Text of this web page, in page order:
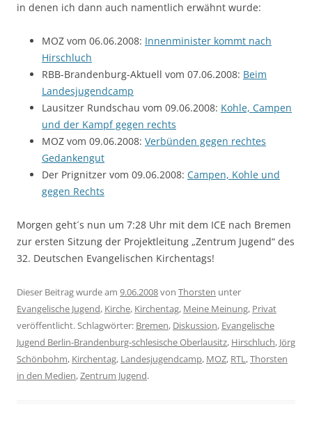
in denen ich dann auch namentlich erwähnt wurde:
MOZ vom 06.06.2008: Innenminister kommt nach
Hirschluch
RBB-Brandenburg-Aktuell vom 07.06.2008: Beim
Landesjugendcamp
Lausitzer Rundschau vom 09.06.2008: Kohle, Campen
und der Kampf gegen rechts
MOZ vom 09.06.2008: Verbünden gegen rechtes
Gedankengut
Der Prignitzer vom 09.06.2008: Campen, Kohle und
gegen Rechts
Morgen geht´s nun um 7:28 Uhr mit dem ICE nach Bremen
zur ersten Sitzung der Projektleitung „Zentrum Jugend“ des
32. Deutschen Evangelischen Kirchentags!
Dieser Beitrag wurde am 9.06.2008von Thorsten unter
Evangelische Jugend, Kirche, Kirchentag, Meine Meinung, Privat
veröffentlicht. Schlagwörter: Bremen, Diskussion, Evangelische
Jugend Berlin-Brandenburg-schlesische Oberlausitz, Hirschluch, Jörg
Schönbohm, Kirchentag, Landesjugendcamp, MOZ, RTL,Thorsten
in den Medien,Zentrum Jugend.